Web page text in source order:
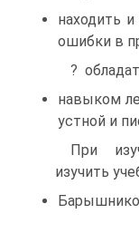
находить
ошибки в
?
навыком
устной и
При
изучить